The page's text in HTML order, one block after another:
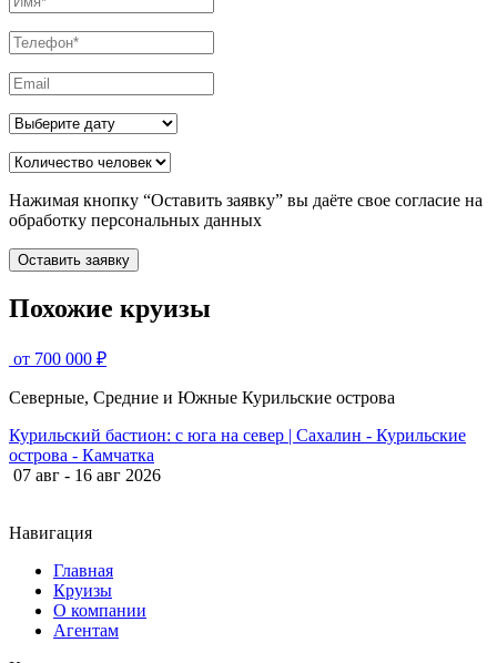
Нажимая кнопку “Оставить заявку” вы даёте свое согласие на
обработку персональных данных
Оставить заявку
Похожие круизы
от 700 000 ₽
Северные, Средние и Южные Курильские острова
Курильский бастион: с юга на север | Сахалин - Курильские
острова - Камчатка
07 авг - 16 авг 2026
Навигация
Главная
Круизы
О компании
Агентам